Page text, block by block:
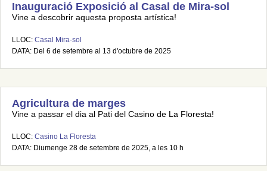
Inauguració Exposició al Casal de Mira-sol
Vine a descobrir aquesta proposta artística!
LLOC: Casal Mira-sol
DATA: Del 6 de setembre al 13 d'octubre de 2025
Agricultura de marges
Vine a passar el dia al Pati del Casino de La Floresta!
LLOC: Casino La Floresta
DATA: Diumenge 28 de setembre de 2025, a les 10 h